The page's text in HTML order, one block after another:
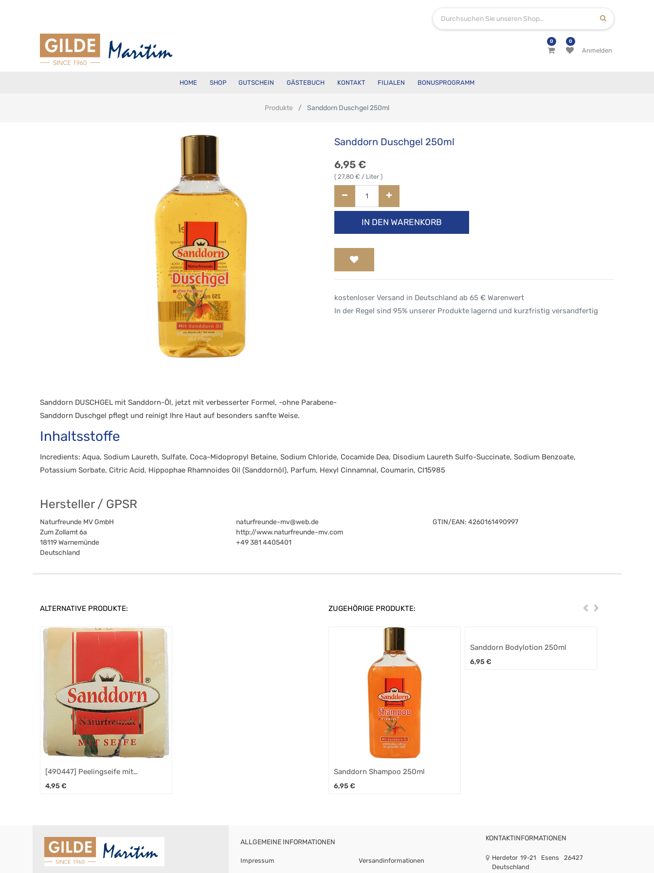
0 0
Anmelden
HOME SHOP GUTSCHEIN GÄSTEBUCH KONTAKT FILIALEN BONUSPROGRAMM
Produkte Sanddorn Duschgel 250ml
Sanddorn Duschgel 250ml
6,95 €
( 27,80 € / Liter )
IN DEN WARENKORB
kostenloser Versand in Deutschland ab 65 € Warenwert
In der Regel sind 95% unserer Produkte lagernd und kurzfristig versandfertig
Sanddorn DUSCHGEL mit Sanddorn-Öl, jetzt mit verbesserter Formel, -ohne Parabene-
Sanddorn Duschgel pflegt und reinigt Ihre Haut auf besonders sanfte Weise.
Inhaltsstoffe
Incredients: Aqua, Sodium Laureth, Sulfate, Coca-Midopropyl Betaine, Sodium Chloride, Cocamide Dea, Disodium Laureth Sulfo-Succinate, Sodium Benzoate,
Potassium Sorbate, Citric Acid, Hippophae Rhamnoides Oil (Sanddornöl), Parfum, Hexyl Cinnamnal, Coumarin, CI15985
Hersteller / GPSR
Naturfreunde MV GmbH
Zum Zollamt 6a
18119Warnemünde
Deutschland
naturfreunde-mv@web.de
http://www.naturfreunde-mv.com
+49 381 4405401
GTIN/EAN: 4260161490997
ALTERNATIVE PRODUKTE:
[490447] Peelingseife mit
Schwamm Sanddorn 65g
4,95€
ZUGEHÖRIGE PRODUKTE: ZurückWeiter
Sanddorn Shampoo 250ml
6,95€
Sanddorn Bodylotion 250ml
6,95€
ALLGEMEINE INFORMATIONEN
Impressum Versandinformationen
KONTAKTINFORMATIONEN
Herdetor 19-21 Esens
26427
Deutschland